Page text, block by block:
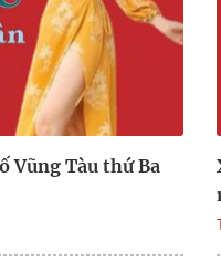
Vũng Tàu thứ Ba